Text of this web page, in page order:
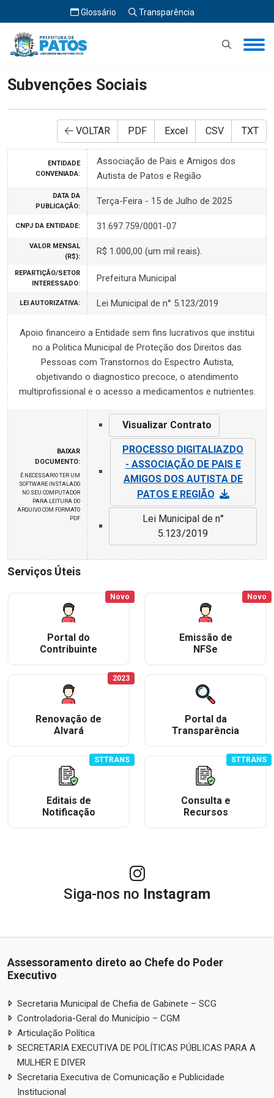
Glossário Transparência
Início Subvenções Sociais
Subvenções Sociais
VOLTAR PDF Excel CSV TXT
ENTIDADE
CONVENIADA:
Associação de Pais e Amigos dos
Autista de Patos e Região
DATA DA
PUBLICAÇÃO:
Terça-Feira - 15 de Julho de 2025
CNPJ DA ENTIDADE: 31.697.759/0001-07
VALOR MENSAL
(R$):
R$ 1.000,00 (um mil reais).
REPARTIÇÃO/SETOR
INTERESSADO:
Prefeitura Municipal
LEI AUTORIZATIVA: Lei Municipal de n° 5.123/2019
Apoio financeiro a Entidade sem fins lucrativos que institui
no a Politica Municipal de Proteção dos Direitos das
Pessoas com Transtornos do Espectro Autista,
objetivando o diagnostico precoce, o atendimento
multiprofissional e o acesso a medicamentos e nutrientes.
BAIXAR
DOCUMENTO:
É NECESSARIO TER UM
SOFTWARE INSTALADO
NO SEU COMPUTADOR
PARA LEITURA DO
ARQUIVO COM FORMATO
PDF
Visualizar Contrato
PROCESSO DIGITALIAZDO
- ASSOCIAÇÃO DE PAIS E
AMIGOS DOS AUTISTA DE
PATOS E REGIÃO
Lei Municipal de n°
5.123/2019
Serviços Úteis
Portal do
Contribuinte
Novo
Emissão de
NFSe
Novo
Renovação de
Alvará
2023
Portal da
Transparência
Editais de
Notificação
STTRANS
Consulta e
Recursos
STTRANS
Siga-nos no Instagram
Assessoramento direto ao Chefe do Poder
Executivo
Secretaria Municipal de Chefia de Gabinete – SCG
Controladoria-Geral do Município – CGM
Articulação Política
SECRETARIA EXECUTIVA DE POLÍTICAS PÚBLICAS PARA A
MULHER E DIVER
Secretaria Executiva de Comunicação e Publicidade
Institucional